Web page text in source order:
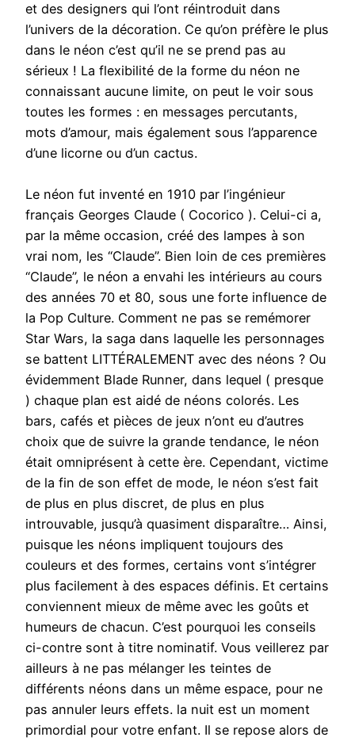
et des designers qui l’ont réintroduit dans
l’univers de la décoration. Ce qu’on préfère le plus
dans le néon c’est qu’il ne se prend pas au
sérieux ! La flexibilité de la forme du néon ne
connaissant aucune limite, on peut le voir sous
toutes les formes : en messages percutants,
mots d’amour, mais également sous l’apparence
d’une licorne ou d’un cactus.
Le néon fut inventé en 1910 par l’ingénieur
français Georges Claude ( Cocorico ). Celui-ci a,
par la même occasion, créé des lampes à son
vrai nom, les “Claude”. Bien loin de ces premières
“Claude”, le néon a envahi les intérieurs au cours
des années 70 et 80, sous une forte influence de
la Pop Culture. Comment ne pas se remémorer
Star Wars, la saga dans laquelle les personnages
se battent LITTÉRALEMENT avec des néons ? Ou
évidemment Blade Runner, dans lequel ( presque
) chaque plan est aidé de néons colorés. Les
bars, cafés et pièces de jeux n’ont eu d’autres
choix que de suivre la grande tendance, le néon
était omniprésent à cette ère. Cependant, victime
de la fin de son effet de mode, le néon s’est fait
de plus en plus discret, de plus en plus
introuvable, jusqu’à quasiment disparaître… Ainsi,
puisque les néons impliquent toujours des
couleurs et des formes, certains vont s’intégrer
plus facilement à des espaces définis. Et certains
conviennent mieux de même avec les goûts et
humeurs de chacun. C’est pourquoi les conseils
ci-contre sont à titre nominatif. Vous veillerez par
ailleurs à ne pas mélanger les teintes de
différents néons dans un même espace, pour ne
pas annuler leurs effets. la nuit est un moment
primordial pour votre enfant. Il se repose alors de